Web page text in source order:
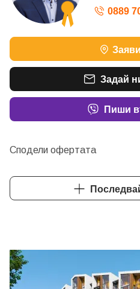
ШАМПИОН
ШАМПИОН
ШАМПИОН
ШАМПИОН
ШАМПИОН
ШАМПИОН
ШАМПИОН
ШАМПИОН
ШАМПИОН
ШАМПИОН
0889
Задай
Пиши
Сподели офертата